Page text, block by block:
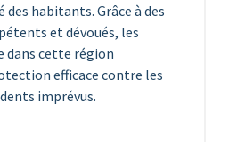
des habitants. Grâce à des
et dévoués, les
dans cette région
efficace contre les
imprévus.